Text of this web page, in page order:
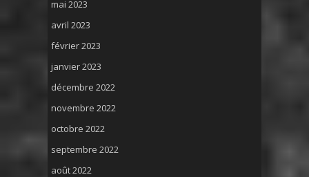
mai 2023
avril 2023
février 2023
janvier 2023
décembre 2022
novembre 2022
octobre 2022
septembre 2022
août 2022